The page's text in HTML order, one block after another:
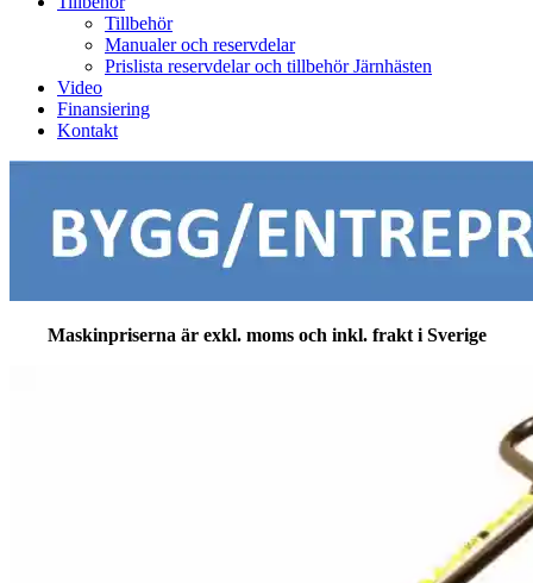
Tillbehör
Manualer och reservdelar
Prislista reservdelar och tillbehör Järnhästen
Video
Finansiering
Kontakt
Maskinpriserna är exkl. moms och inkl. frakt i Sverige